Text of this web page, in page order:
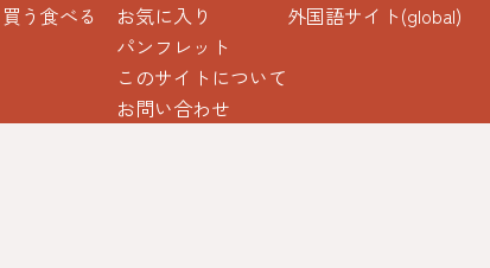
買う 食べる
お気に入り
パンフレット
このサイトについて
お問い合わせ
外国語サイト(global)